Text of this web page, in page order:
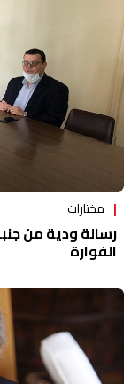
مختارات
رسالة ودية من
الفوارة